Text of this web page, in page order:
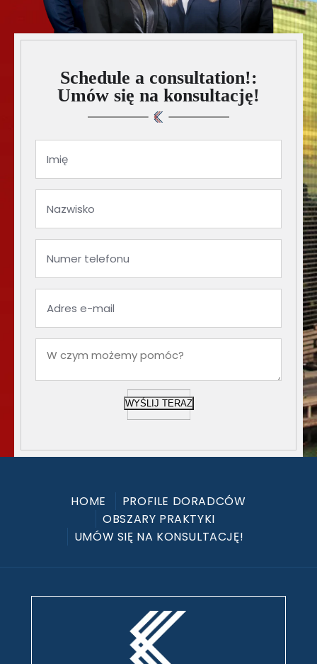
Schedule a consultation!:
Umów się na konsultację!
WYŚLIJ TERAZ
HOME
PROFILE DORADCÓW
OBSZARY PRAKTYKI
UMÓW SIĘ NA KONSULTACJĘ!